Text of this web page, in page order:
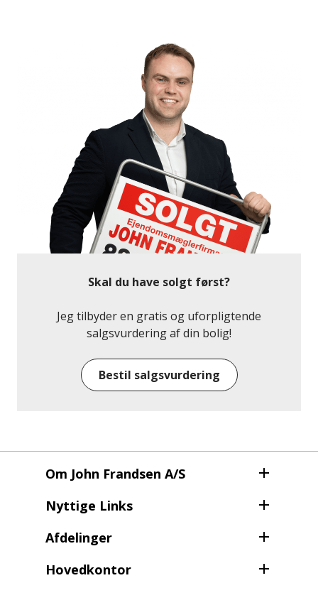
Etagen byder også på et badeværelse. Fra køkkenet
er der adgang til et disponibelt rum, der kan fungere
som ekstra opbevaring.
Overetagen byder på et stort soveværelse med
hyggelige skråvægge og et walk-in closet – en drøm
for den pladskrævende garderobeelsker. Denne
etage byder på masser af charme og giver mulighed
for at skabe et privat fristed væk fra boligens øvrige
Kælderen byder på flere opbevaringsrum og et
fælles vaskeri.
Til ejendommen blev der i 2023 istandsat en fin
Beliggenheden er ideel for dig, der ønsker at bo
centralt i Herning. Du har nem adgang til
offentligtransport, indkøbsmuligheder, caféer og
byens pulserende liv.
Skal du have solgt først?
Jeg tilbyder en gratis og uforpligtende
salgsvurdering af din bolig!
Bestil salgsvurdering
Om John Frandsen A/S
Nyttige Links
Afdelinger
Hovedkontor